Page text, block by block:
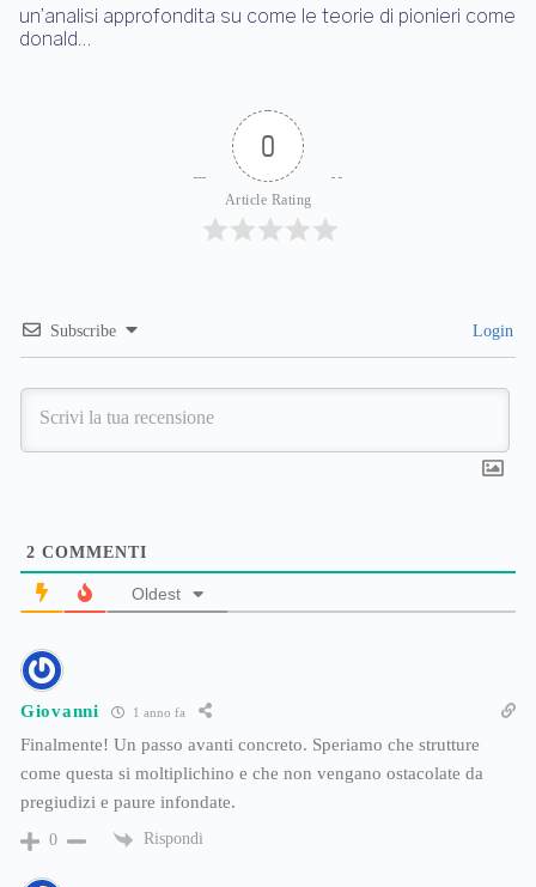
un’analisi approfondita su come le teorie di pionieri come
donald…
0
Article Rating
Subscribe Login
2 COMMENTI
Oldest
Giovanni 1 anno fa
Finalmente! Un passo avanti concreto. Speriamo che strutture
come questa si moltiplichino e che non vengano ostacolate da
pregiudizi e paure infondate.
0 Rispondi